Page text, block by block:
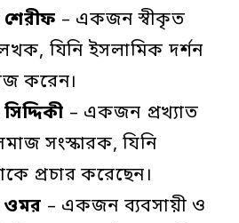
শেরীফ – একজন স্বীকৃত
যিনি ইসলামিক দর্শন
করেন।
সিদ্দিকী – একজন প্রখ্যাত
সংস্কারক, যিনি
প্রচার করেছেন।
ওমর – একজন ব্যবসায়ী ও